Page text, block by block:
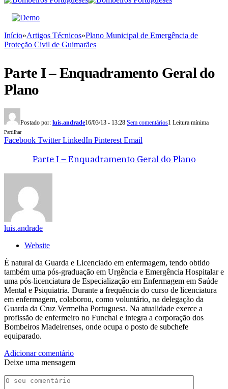
Início»Artigos Técnicos»Plano Municipal de Emergência de
Proteção Civil de Guimarães
Parte I – Enquadramento Geral do
Plano
Postado por: luis.andrade16/03/13 - 13:28 Sem comentários1 Leitura mínima
Partilhar
Facebook Twitter LinkedIn Pinterest Email
Parte I – Enquadramento Geral do Plano
luis.andrade
Website
É natural da Guarda e Licenciado em enfermagem, tendo obtido
também uma pós-graduação em Urgência e Emergência Hospitalar e
uma pós-licenciatura de Especialização em Enfermagem em Saúde
Mental e Psiquiatria. Durante a frequência do curso de licenciatura
em enfermagem, colaborou, como voluntário, na delegação da
Guarda da Cruz Vermelha Portuguesa. Na atualidade exerce a
profissão de enfermeiro no Funchal e integra a corporação dos
Bombeiros Madeirenses, onde ocupa o posto de subchefe
equiparado.
Adicionar comentário
Deixe uma mensagem